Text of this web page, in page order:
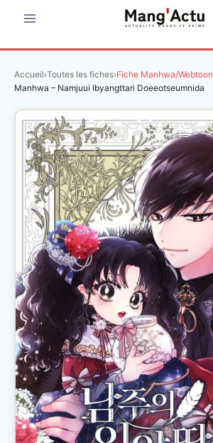
contenu
Accueil›Toutes les fiches›Fiche Manhwa/Webtoon
Manhwa – Namjuui Ibyangttari Doeeotseumnida